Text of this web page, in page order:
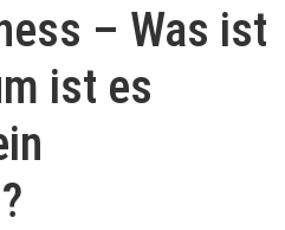
– Was ist
ist es